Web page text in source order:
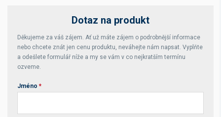
Dotaz na produkt
Děkujeme za váš zájem. Ať už máte zájem o podrobnější informace
nebo chcete znát jen cenu produktu, neváhejte nám napsat. Vyplňte
a odešlete formulář níže a my se vám v co nejkratším termínu
ozveme.
Jméno *